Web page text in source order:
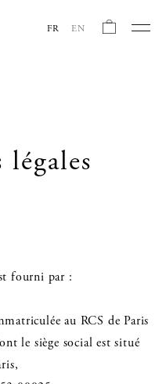
FR EN
fourni par :
au RCS de Paris
le siège social est situé